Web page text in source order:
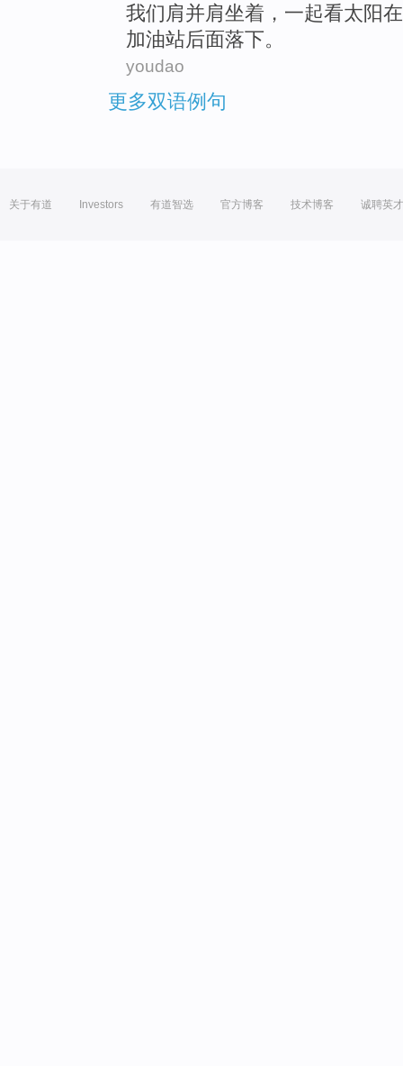
我们 肩并肩坐着 ， 一起看太阳在
加油站后面落下。
youdao
更多双语例句
关于有道 Investors 有道智选 官方博客 技术博客 诚聘英才